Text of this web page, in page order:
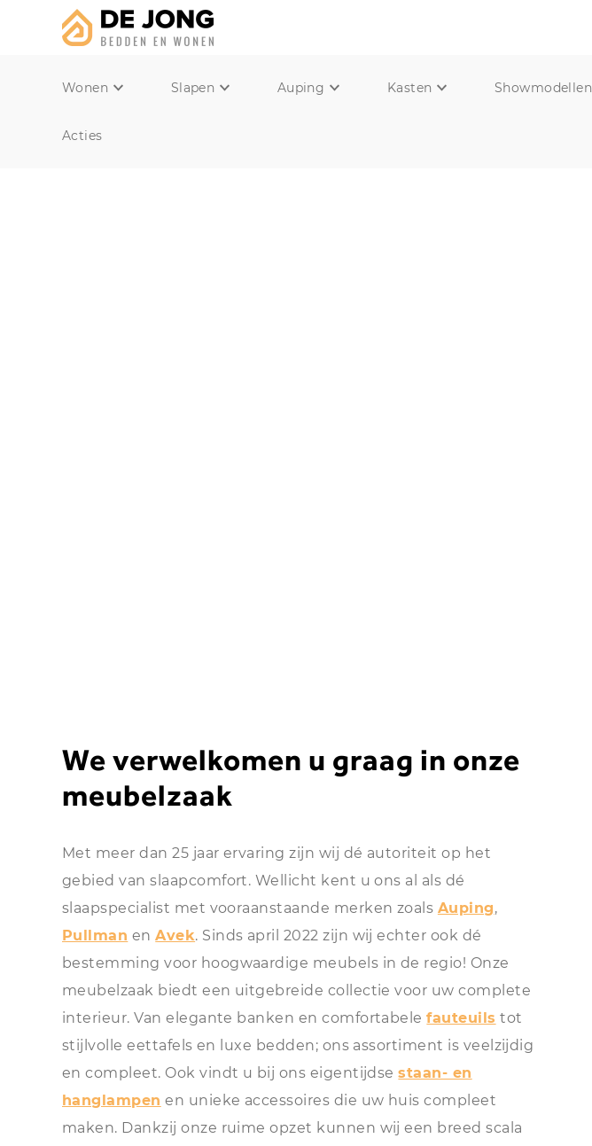
Wonen Slapen Auping Kasten Showmodellen
Acties
We verwelkomen u graag in onze
meubelzaak
Met meer dan 25 jaar ervaring zijn wij dé autoriteit op het
gebied van slaapcomfort. Wellicht kent u ons al als dé
slaapspecialist met vooraanstaande merken zoals Auping,
Pullman enAvek. Sinds april 2022 zijn wij echter ook dé
bestemming voor hoogwaardige meubels in de regio! Onze
meubelzaak biedt een uitgebreide collectie voor uw complete
interieur. Van elegante banken en comfortabelefauteuils tot
stijlvolle eettafels en luxe bedden; ons assortiment is veelzijdig
en compleet. Ook vindt u bij ons eigentijdsestaan- en
hanglampen en unieke accessoires die uw huis compleet
maken. Dankzij onze ruime opzet kunnen wij een breed scala